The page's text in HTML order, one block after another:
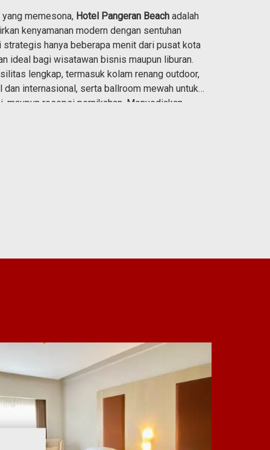
memesona, Hotel Pangeran Beach adalah
kenyamanan modern dengan sentuhan
strategis hanya beberapa menit dari pusat kota
ideal bagi wisatawan bisnis maupun liburan.
lengkap, termasuk kolam renang outdoor,
internasional, serta ballroom mewah untuk
maupun resepsi pernikahan. Menyediakan
kami juga dikenal sebagai salah satu